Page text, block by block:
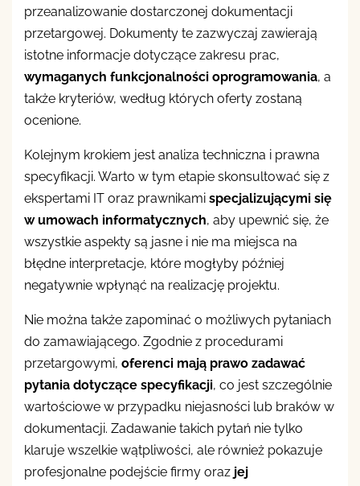
przeanalizowanie dostarczonej dokumentacji
przetargowej. Dokumenty te zazwyczaj zawierają
istotne informacje dotyczące zakresu prac,
wymaganych funkcjonalności oprogramowania, a
także kryteriów, według których oferty zostaną
ocenione.
Kolejnym krokiem jest analiza techniczna i prawna
specyfikacji. Warto w tym etapie skonsultować się z
ekspertami IT oraz prawnikami specjalizującymi się
w umowach informatycznych, aby upewnić się, że
wszystkie aspekty są jasne i nie ma miejsca na
błędne interpretacje, które mogłyby później
negatywnie wpłynąć na realizację projektu.
Nie można także zapominać o możliwych pytaniach
do zamawiającego. Zgodnie z procedurami
przetargowymi, oferenci mają prawo zadawać
pytania dotyczące specyfikacji, co jest szczególnie
wartościowe w przypadku niejasności lub braków w
dokumentacji. Zadawanie takich pytań nie tylko
klaruje wszelkie wątpliwości, ale również pokazuje
profesjonalne podejście firmy oraz jej